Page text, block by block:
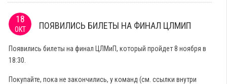
18
ОКТ ПОЯВИЛИСЬ БИЛЕТЫ НА ФИНАЛ ЦЛМИП
Появились билеты на финал ЦЛМиП, который пройдет 8 ноября в
18:30.
Покупайте, пока не закончились, у команд (см. ссылки внутри